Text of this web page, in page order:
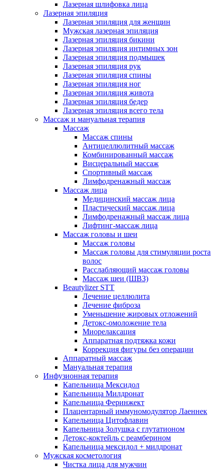
Лазерная шлифовка лица
Лазерная эпиляция
Лазерная эпиляция для женщин
Мужская лазерная эпиляция
Лазерная эпиляция бикини
Лазерная эпиляция интимных зон
Лазерная эпиляция подмышек
Лазерная эпиляция рук
Лазерная эпиляция спины
Лазерная эпиляция ног
Лазерная эпиляция живота
Лазерная эпиляция бедер
Лазерная эпиляция всего тела
Массаж и мануальная терапия
Массаж
Массаж спины
Антицеллюлитный массаж
Комбинированный массаж
Висцеральный массаж
Спортивный массаж
Лимфодренажный массаж
Массаж лица
Медицинский массаж лица
Пластический массаж лица
Лимфодренажный массаж лица
Лифтинг-массаж лица
Массаж головы и шеи
Массаж головы
Массаж головы для стимуляции роста
волос
Расслабляющий массаж головы
Массаж шеи (ШВЗ)
Beautylizer STT
Лечение целлюлита
Лечение фиброза
Уменьшение жировых отложений
Детокс-омоложение тела
Миорелаксация
Аппаратная подтяжка кожи
Коррекция фигуры без операции
Аппаратный массаж
Мануальная терапия
Инфузионная терапия
Капельница Мексидол
Капельница Милдронат
Капельница Феринжект
Плацентарный иммуномодулятор Лаеннек
Капельница Цитофлавин
Капельница Золушка с глутатионом
Детокс-коктейль с реамберином
Капельница мексидол + милдронат
Мужская косметология
Чистка лица для мужчин